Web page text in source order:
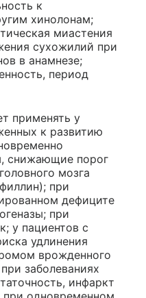
к
хинолонам;
миастения
сухожилий при
в анамнезе;
период
применять у
к развитию
снижающие порог
мозга
при
дефиците
при
у пациентов с
удлинения
врожденного
заболеваниях
инфаркт